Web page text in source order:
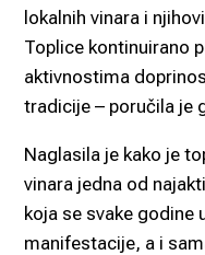
lokalnih vinara i
Toplice kontinuirano
aktivnostima
tradicije – poručila je
Naglasila je kako je
vinara jedna od
koja se svake godine
manifestacije, a i